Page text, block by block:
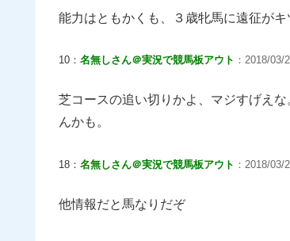
能力はともかくも、３歳牝馬に遠征がキ
10： 名無しさん＠実況で競馬板アウト ：2018/
芝コースの追い切りかよ、マジすげえ
んかも。
18： 名無しさん＠実況で競馬板アウト ：2018/
他情報だと馬なりだぞ